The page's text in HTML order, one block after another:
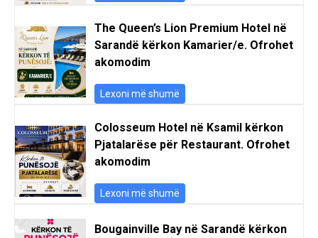
The Queen’s Lion Premium Hotel në
Sarandë kërkon Kamarier/e. Ofrohet
akomodim
Lexoni më shumë
Colosseum Hotel në Ksamil kërkon
Pjatalarëse për Restaurant. Ofrohet
akomodim
Lexoni më shumë
Bougainville Bay në Sarandë kërkon